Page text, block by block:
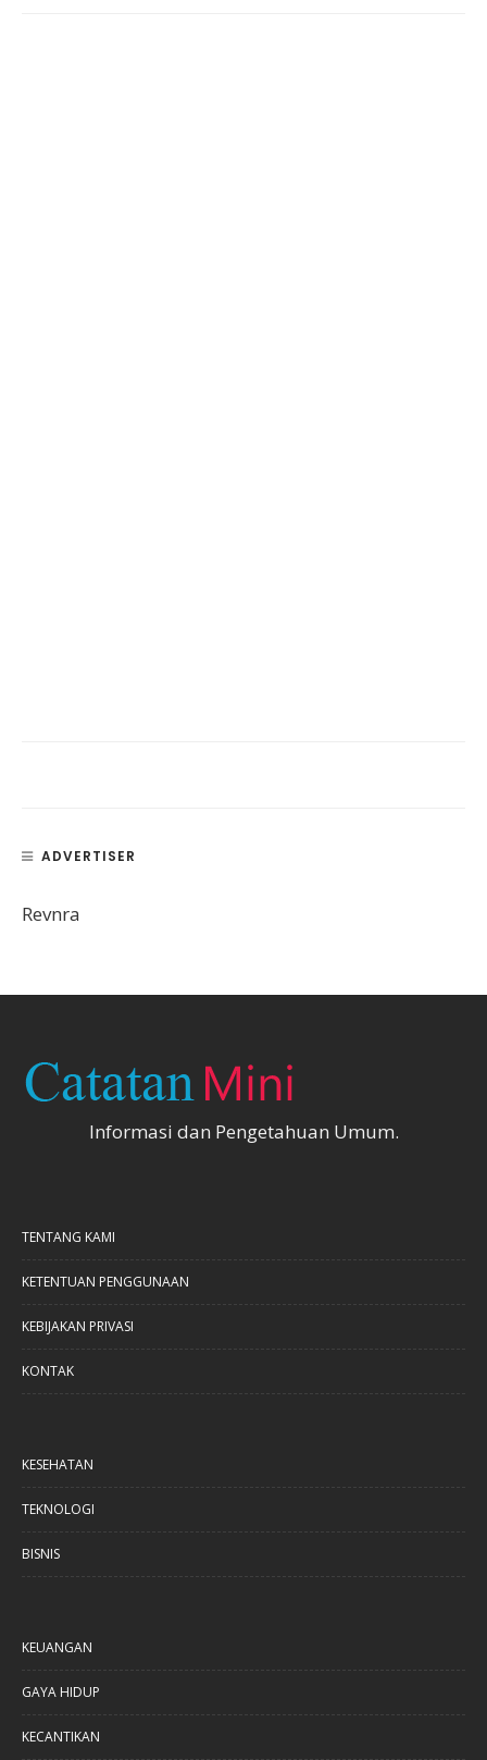
ADVERTISER
Revnra
Informasi dan Pengetahuan Umum.
TENTANG KAMI
KETENTUAN PENGGUNAAN
KEBIJAKAN PRIVASI
KONTAK
KESEHATAN
TEKNOLOGI
BISNIS
KEUANGAN
GAYA HIDUP
KECANTIKAN